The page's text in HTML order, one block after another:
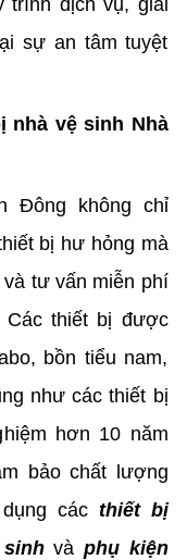
trình dịch vụ, giải
sự an tâm tuyệt
nhà vệ sinh Nhà
Đông không chỉ
bị hư hỏng mà
tư vấn miễn phí
thiết bị được
bồn tiểu nam,
như các thiết bị
hơn 10 năm
bảo chất lượng
các thiết bị
và phụ kiện